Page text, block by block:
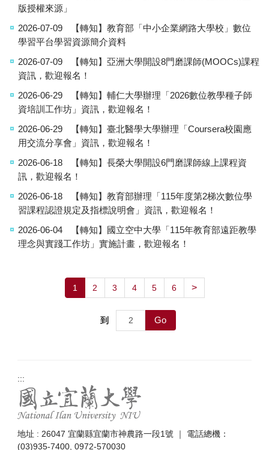
相關章則
表單下載
版授權來源」
2026-07-09
【轉知】教育部「中小企業網路大學校」數位
學習平台學習資源簡介資料
2026-07-09
【轉知】亞洲大學開設8門磨課師(MOOCs)課程
資訊，歡迎報名！
2026-06-29
【轉知】輔仁大學辦理「2026數位教學種子師
資培訓工作坊」資訊，歡迎報名！
2026-06-29
【轉知】臺北醫學大學辦理「Coursera校園應
用交流分享會」資訊，歡迎報名！
2026-06-18
【轉知】長榮大學開設6門磨課師線上課程資
訊，歡迎報名！
2026-06-18
【轉知】教育部辦理「115年度第2梯次數位學
習課程認證規定及指標說明會」資訊，歡迎報名！
2026-06-04
【轉知】國立空中大學「115年教育部遠距教學
理念與實踐工作坊」實施計畫，歡迎報名！
1 2 3 4 5 6 >
到 Go
:::
地址 : 26047 宜蘭縣宜蘭市神農路一段1號 ｜ 電話總機：
(03)935-7400, 0972-570030